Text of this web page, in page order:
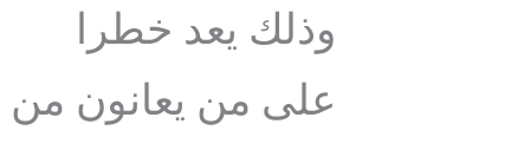
وذلك يعد خطرا
على من يعانون من